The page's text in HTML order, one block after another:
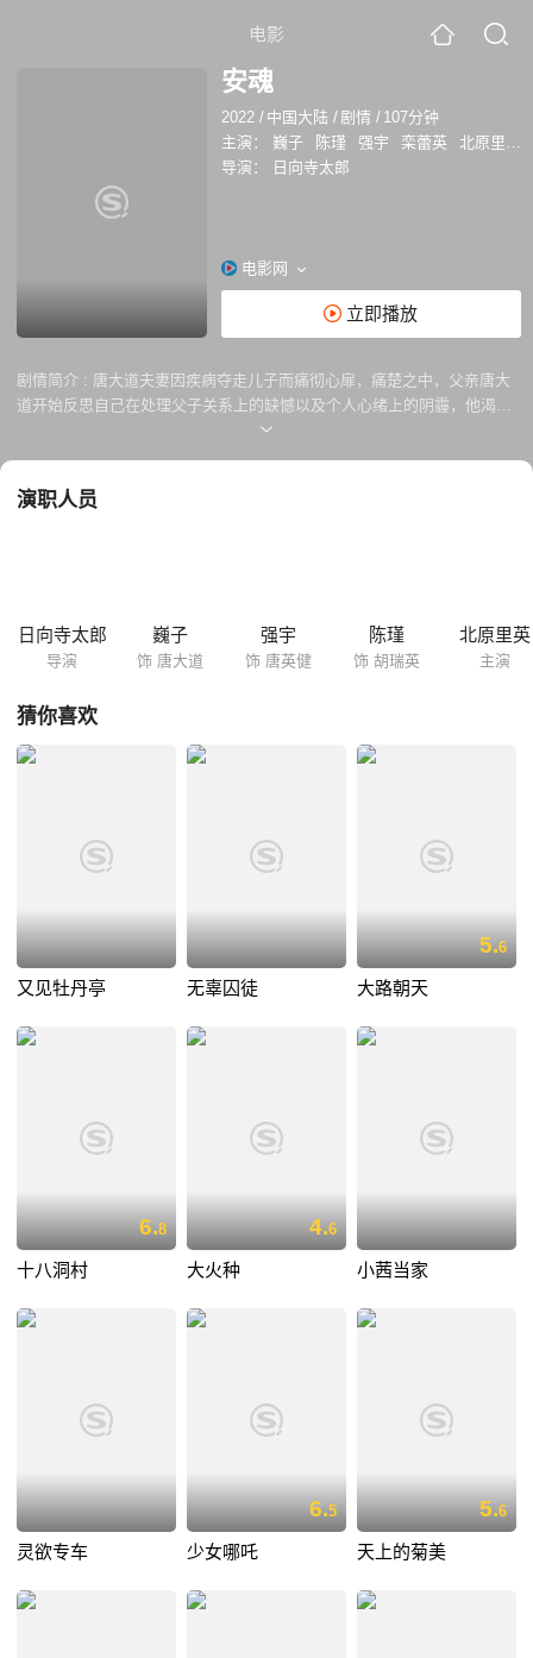
电影
安魂
2022 / 中国大陆 /剧情 / 107分钟
主演：
巍子 陈瑾 强宇 栾蕾英 北原里英
导演：
日向寺太郎
电影网
立即播放
剧情简介 : 唐大道夫妻因疾病夺走儿子而痛彻心扉，痛楚之中，父亲唐大
道开始反思自己在处理父子关系上的缺憾以及个人心绪上的阴霾，他渴望
与儿子对话，以安抚儿子的灵魂。 影片改编自茅盾文学奖得主周大新的同
演职人员
日向寺太郎
导演
巍子
饰 唐大道
强宇
饰 唐英健
陈瑾
饰 胡瑞英
北原里英
主演
猜你喜欢
又见牡丹亭 无辜囚徒
5.6
大路朝天
6.8
十八洞村
4.6
大火种 小茜当家
灵欲专车
6.5
少女哪吒
5.6
天上的菊美